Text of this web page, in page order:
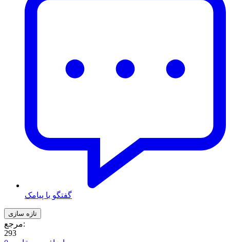
گفتگو با پیامک
مرجع:
293